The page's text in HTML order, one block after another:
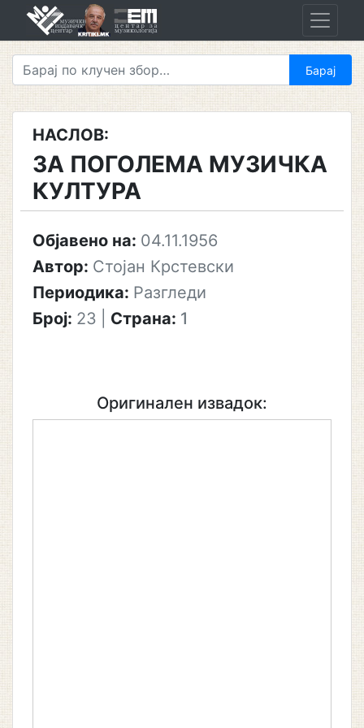
НАСЛОВ:
ЗА ПОГОЛЕМА МУЗИЧКА
КУЛТУРА
Објавено на: 04.11.1956
Автор: Стојан Крстевски
Периодика: Разгледи
Број: 23 Страна: 1
Оригинален извадок: